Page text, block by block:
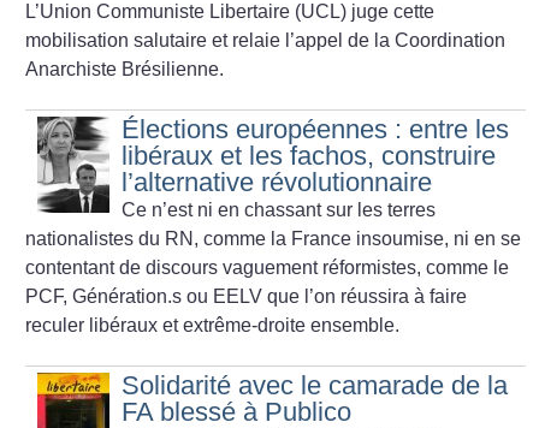
L’Union Communiste Libertaire (UCL) juge cette
mobilisation salutaire et relaie l’appel de la Coordination
Anarchiste Brésilienne.
Élections européennes : entre les
libéraux et les fachos, construire
l’alternative révolutionnaire
Ce n’est ni en chassant sur les terres
nationalistes du RN, comme la France insoumise, ni en se
contentant de discours vaguement réformistes, comme le
PCF, Génération.s ou EELV que l’on réussira à faire
reculer libéraux et extrême-droite ensemble.
Solidarité avec le camarade de la
FA blessé à Publico